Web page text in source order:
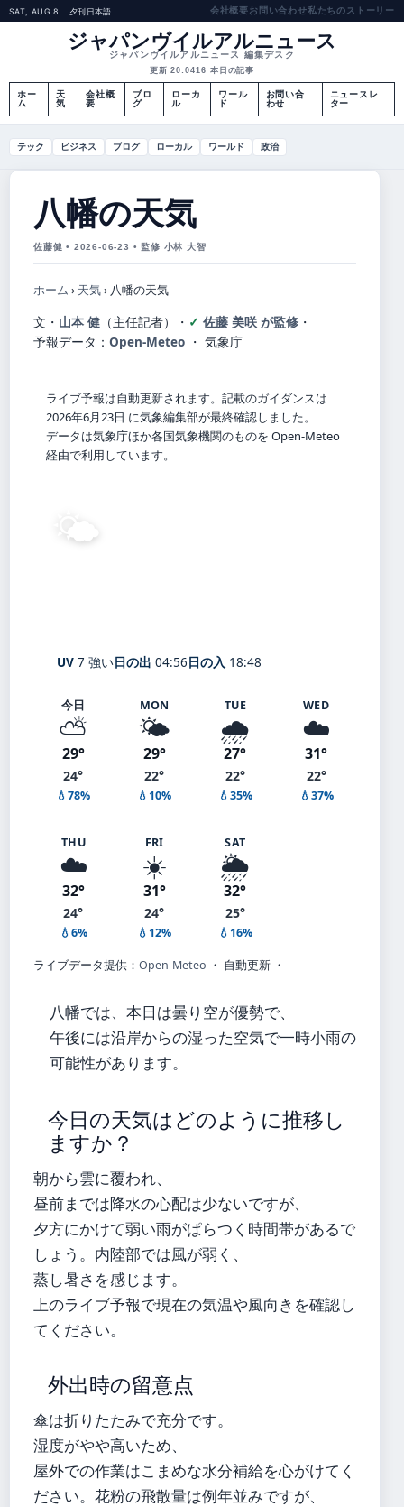
SAT, AUG 8 夕刊日本語 会社概要お問い合わせ私たちのストーリー
ジャパンヴイルアルニュース
ジャパンヴイルアルニュース 編集デスク
更新 20:0416 本日の記事
ホー
ム
天
気
会社概
要
ブロ
グ
ローカ
ル
ワール
ド
お問い合
わせ
ニュースレ
ター
テック ビジネス ブログ ローカル ワールド 政治
八幡の天気
佐藤健 • 2026-06-23 • 監修 小林 大智
ホーム › 天気› 八幡の天気
文・ 山本 健 （主任記者） ・ 佐藤 美咲 が監修 ・
予報データ： Open-Meteo ・ 気象庁
ライブ予報は自動更新されます。記載のガイダンスは
2026年6月23日 に気象編集部が最終確認しました。
データは気象庁ほか各国気象機関のものを Open-Meteo
経由で利用しています。
🌤️
UV 7 強い日の出 04:56日の入 18:48
今日
⛅
29°
24°
💧78%
MON
🌤️
29°
22°
💧10%
TUE
🌧️
27°
22°
💧35%
WED
☁️
31°
22°
💧37%
THU
☁️
32°
24°
💧6%
FRI
☀️
31°
24°
💧12%
SAT
🌦️
32°
25°
💧16%
ライブデータ提供： Open-Meteo ・ 自動更新 ・
八幡では、本日は曇り空が優勢で、
午後には沿岸からの湿った空気で一時小雨の
可能性があります。
今日の天気はどのように推移し
ますか？
朝から雲に覆われ、
昼前までは降水の心配は少ないですが、
夕方にかけて弱い雨がぱらつく時間帯があるで
しょう。内陸部では風が弱く、
蒸し暑さを感じます。
上のライブ予報で現在の気温や風向きを確認し
てください。
外出時の留意点
傘は折りたたみで充分です。
湿度がやや高いため、
屋外での作業はこまめな水分補給を心がけてく
ださい。花粉の飛散量は例年並みですが、